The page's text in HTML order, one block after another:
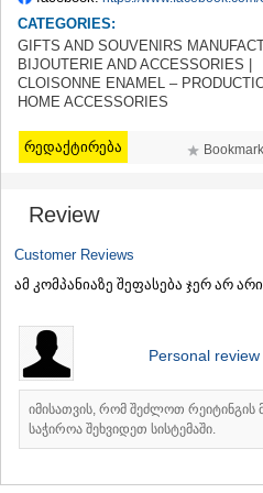
TERJOLA
SAMTREDIA
SACHKHERE
TKIBULI
KUTAISI
CHIATURA
KAKHETI
GURJAANI
DEDOPLISTSKARO
LAGODEKHI
SAGAREJO
SIGNAGI
KVARELI
TSNORI
MTSKHETA-MTIANETI
TIANETI
CATEGORIES:
GIFTS AND SOUVENIRS
BIJOUTERIE AND ACCESSORIES |
CLOISONNE ENAMEL –
HOME ACCESSORIES
რედაქტირება Bookmark
Review
Customer Reviews
ამ კომპანიაზე შეფასება ჯერ არ
Personal review
იმისათვის, რომ შეძლოთ რეიტინგის
საჭიროა შეხვიდეთ სისტემაში.